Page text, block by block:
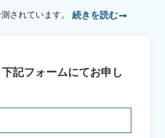
されています。 続きを読む
記フォームにてお申し